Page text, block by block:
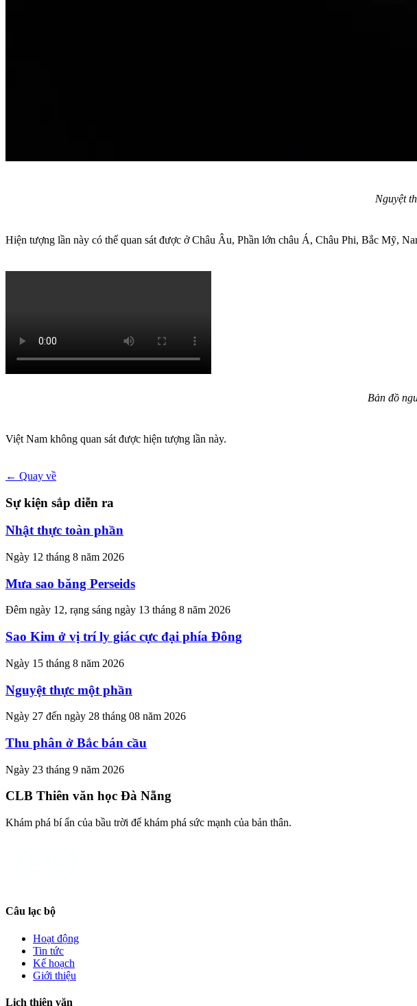
Nguyệt
Hiện tượng lần này có thể quan sát được ở Châu Âu, Phần lớn châu Á, Châu Phi, Bắc
Bản đồ
Việt Nam không quan sát được hiện tượng lần này.
← Quay về
Sự kiện sắp diễn ra
Nhật thực toàn phần
Ngày 12 tháng 8 năm 2026
Mưa sao băng Perseids
Đêm ngày 12, rạng sáng ngày 13 tháng 8 năm 2026
Sao Kim ở vị trí ly giác cực đại phía Đông
Ngày 15 tháng 8 năm 2026
Nguyệt thực một phần
Ngày 27 đến ngày 28 tháng 08 năm 2026
Thu phân ở Bắc bán cầu
Ngày 23 tháng 9 năm 2026
CLB Thiên văn học Đà Nẵng
Khám phá bí ẩn của bầu trời để khám phá sức mạnh của bản thân.
Câu lạc bộ
Hoạt động
Tin tức
Kế hoạch
Giới thiệu
Lịch thiên văn